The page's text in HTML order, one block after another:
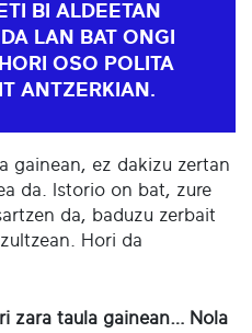
BI ALDEETAN
LAN BAT ONGI
OSO POLITA
ANTZERKIAN.
gainean, ez dakizu zertan
da. Istorio on bat, zure
da, baduzu zerbait
Hori da
zara taula gainean… Nola